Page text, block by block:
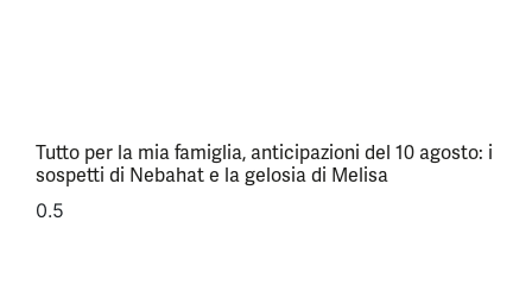
Tutto per la mia famiglia, anticipazioni del 10 agosto: i
sospetti di Nebahat e la gelosia di Melisa